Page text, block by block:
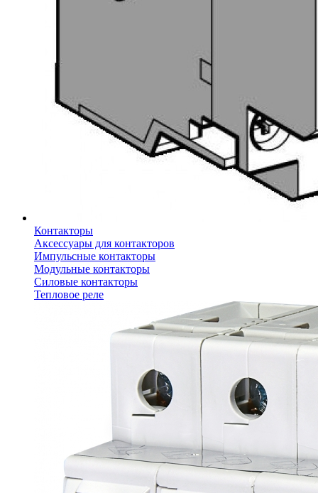
Контакторы
Аксессуары для контакторов
Импульсные контакторы
Модульные контакторы
Силовые контакторы
Тепловое реле